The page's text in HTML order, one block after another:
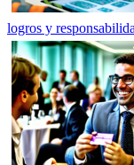
logros y